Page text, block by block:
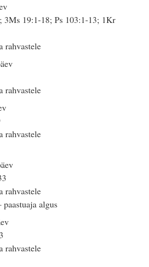
3Ms 19:1-18; Ps 103:1-13; 1Kr
rahvastele
rahvastele
rahvastele
rahvastele
paastuaja algus
rahvastele